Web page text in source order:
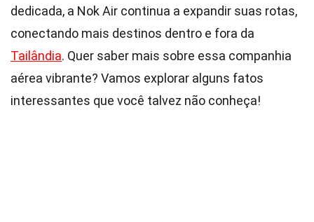
dedicada, a Nok Air continua a expandir suas rotas,
conectando mais destinos dentro e fora da
Tailândia. Quer saber mais sobre essa companhia
aérea vibrante? Vamos explorar alguns fatos
interessantes que você talvez não conheça!